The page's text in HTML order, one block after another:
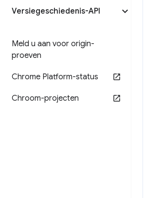
Versiegeschiedenis-API
Meld u aan voor origin-
proeven
Chrome Platform-status
Chroom-projecten